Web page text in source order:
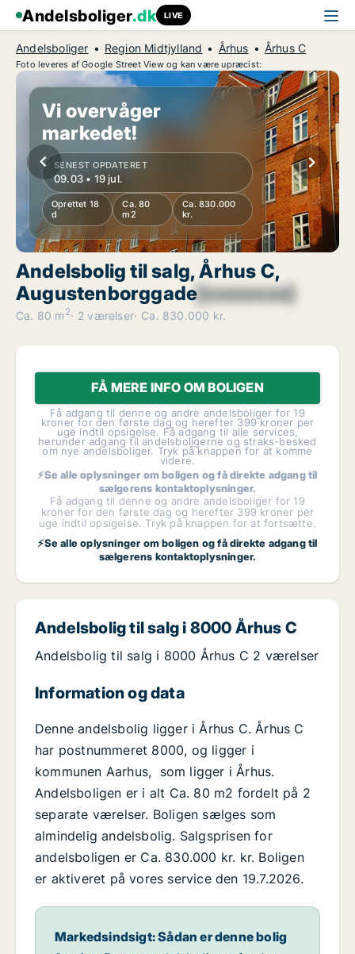
Andelsboliger.dk LIVE
Andelsboliger Region Midtjylland Århus Århus C
Foto leveres af Google Street View og kan være upræcist:
Vi overvåger
markedet!
SENEST OPDATERET
09.03 • 19 jul.
Oprettet 18
d
Ca. 80
m2
Ca. 830.000
kr.
Andelsbolig til salg, Århus C,
Augustenborggade[xxxxxxxx]
Ca. 80 m 2 2 værelser Ca. 830.000 kr.
FÅ MERE INFO OM BOLIGEN
Få adgang til denne og andre andelsboliger for 19
kroner for den første dag og herefter 399 kroner per
uge indtil opsigelse. Få adgang til alle services,
herunder adgang til andelsboligerne og straks-besked
om nye andelsboliger. Tryk på knappen for at komme
videre.
⚡Se alle oplysninger om boligen og få direkte adgang til
sælgerens kontaktoplysninger.
Få adgang til denne og andre andelsboliger for 19
kroner for den første dag og herefter 399 kroner per
uge indtil opsigelse. Tryk på knappen for at fortsætte.
⚡Se alle oplysninger om boligen og få direkte adgang til
sælgerens kontaktoplysninger.
Andelsbolig til salg i 8000 Århus C
Andelsbolig til salg i 8000 Århus C 2 værelser
Information og data
Denne andelsbolig ligger i Århus C. Århus C
har postnummeret 8000, og ligger i
kommunen Aarhus, som ligger i Århus.
Andelsboligen er i alt Ca. 80 m2 fordelt på 2
separate værelser. Boligen sælges som
almindelig andelsbolig. Salgsprisen for
andelsboligen er Ca. 830.000 kr. kr. Boligen
er aktiveret på vores service den 19.7.2026.
Markedsindsigt: Sådan er denne bolig